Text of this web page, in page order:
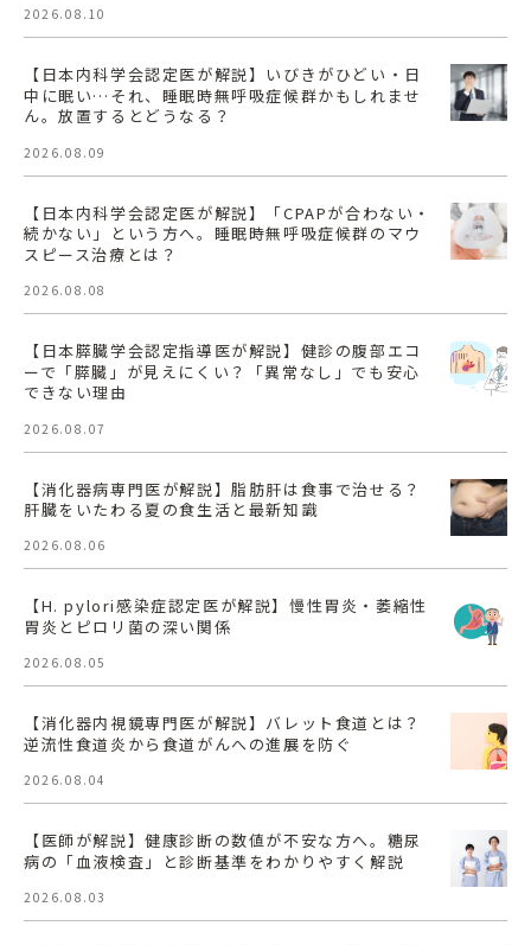
2026.08.10
【日本内科学会認定医が解説】いびきがひどい・日
中に眠い…それ、睡眠時無呼吸症候群かもしれませ
ん。放置するとどうなる？
2026.08.09
【日本内科学会認定医が解説】「CPAPが合わない・
続かない」という方へ。睡眠時無呼吸症候群のマウ
スピース治療とは？
2026.08.08
【日本膵臓学会認定指導医が解説】健診の腹部エコ
ーで「膵臓」が見えにくい？「異常なし」でも安心
できない理由
2026.08.07
【消化器病専門医が解説】脂肪肝は食事で治せる？
肝臓をいたわる夏の食生活と最新知識
2026.08.06
【H. pylori感染症認定医が解説】慢性胃炎・萎縮性
胃炎とピロリ菌の深い関係
2026.08.05
【消化器内視鏡専門医が解説】バレット食道とは？
逆流性食道炎から食道がんへの進展を防ぐ
2026.08.04
【医師が解説】健康診断の数値が不安な方へ。糖尿
病の「血液検査」と診断基準をわかりやすく解説
2026.08.03